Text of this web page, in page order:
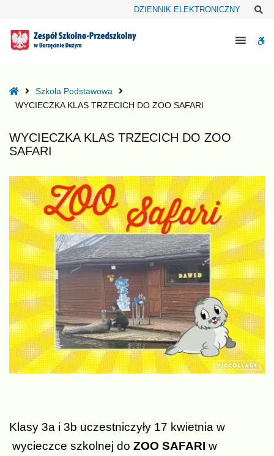
KLAS
TRZECICH
SAFARI
DZIENNIK ELEKTRONICZNY
HomeSzkoła Podstawowa
WYCIECZKA KLAS TRZECICH DO ZOO SAFARI
WYCIECZKA KLAS TRZECICH DO ZOO
SAFARI
Klasy 3a i 3b uczestniczyły 17 kwietnia w
wycieczce szkolnej do ZOO SAFARI w